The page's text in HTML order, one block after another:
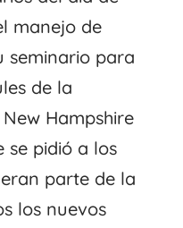
manejo de
seminario para
de la
Hampshire
se pidió a los
parte de la
los nuevos